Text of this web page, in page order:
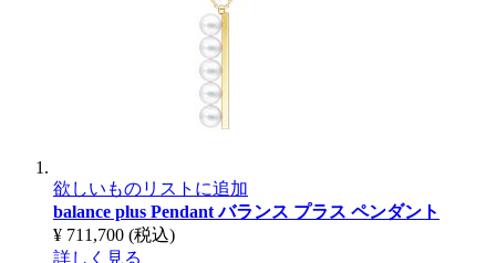
欲しいものリストに追加
balance plus Pendantバランス プラス ペンダント
¥ 711,700 (税込)
詳しく見る